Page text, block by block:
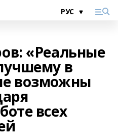
«Реальные
в
возможны
всех